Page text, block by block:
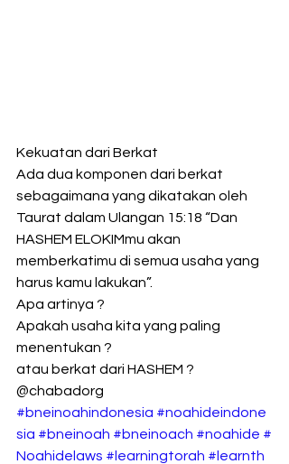
Kekuatan dari Berkat
Ada dua komponen dari berkat
sebagaimana yang dikatakan oleh
Taurat dalam Ulangan 15:18 “Dan
HASHEM ELOKIMmu akan
memberkatimu di semua usaha yang
harus kamu lakukan”.
Apa artinya ?
Apakah usaha kita yang paling
menentukan ?
atau berkat dari HASHEM ?
@chabadorg
#bneinoahindonesia #noahideindone
sia #bneinoah #bneinoach #noahide #
Noahidelaws #learningtorah #learnth